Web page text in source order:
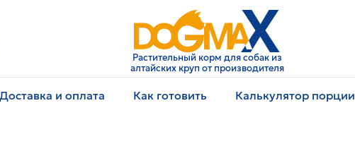
Растительный корм для собак из
алтайских круп от производителя
Доставка и оплата Как готовить Калькулятор порции